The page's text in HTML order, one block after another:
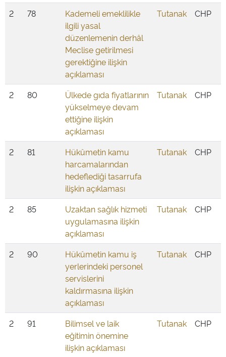
2 78
Kademeli emeklilikle
ilgili yasal
düzenlemenin derhâl
Meclise getirilmesi
gerektiğine ilişkin
açıklaması
Tutanak CHP
2 80
Ülkede gıda fiyatlarının
yükselmeye devam
ettiğine ilişkin
açıklaması
Tutanak CHP
2 81
Hükûmetin kamu
harcamalarından
hedeflediği tasarrufa
ilişkin açıklaması
Tutanak CHP
2 85
Uzaktan sağlık hizmeti
uygulamasına ilişkin
açıklaması
Tutanak CHP
2 90
Hükûmetin kamu iş
yerlerindeki personel
servislerini
kaldırmasına ilişkin
açıklaması
Tutanak CHP
2 91
Bilimsel ve laik
eğitimin önemine
ilişkin açıklaması
Tutanak CHP